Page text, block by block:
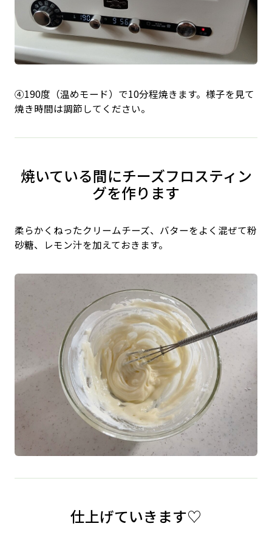
④190度（温めモード）で10分程焼きます。様子を見て
焼き時間は調節してください。
焼いている間にチーズフロスティン
グを作ります
柔らかくねったクリームチーズ、バターをよく混ぜて粉
砂糖、レモン汁を加えておきます。
仕上げていきます♡